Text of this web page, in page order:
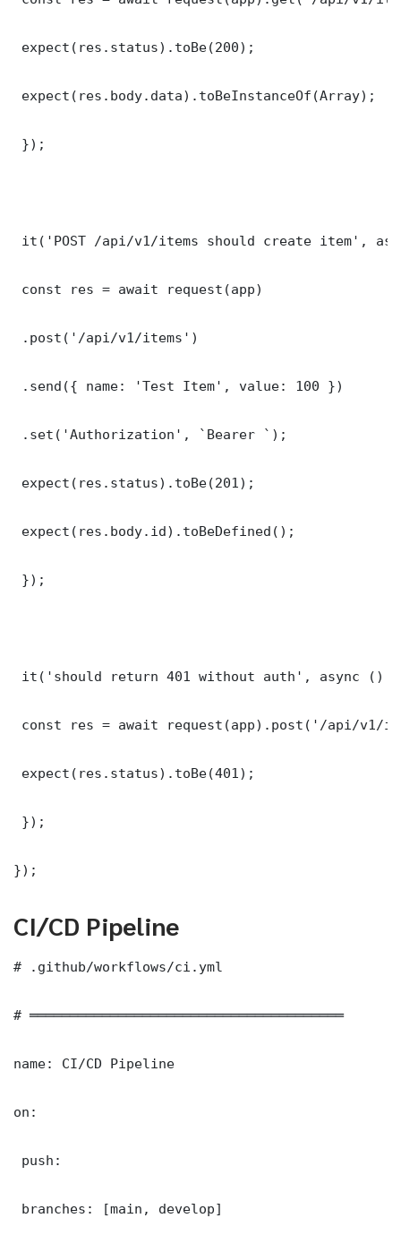
expect(res.status).toBe(200);
expect(res.body.data).toBeInstanceOf(Array);
});
it('POST /api/v1/items should create item',
const res = await request(app)
.post('/api/v1/items')
.send({ name: 'Test Item', value: 100 })
.set('Authorization', `Bearer `);
expect(res.status).toBe(201);
expect(res.body.id).toBeDefined();
});
it('should return 401 without auth', async ()
const res = await request(app).post('/api/v1/
expect(res.status).toBe(401);
});
});
CI/CD Pipeline
# .github/workflows/ci.yml
# ═══════════════════════════════════════
name: CI/CD Pipeline
on:
push:
branches: [main, develop]